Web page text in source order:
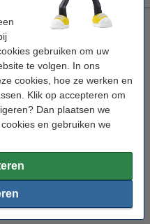
gebruiken om uw
te volgen. In ons
cookies, hoe ze werken en
Klik op accepteren om
Dan plaatsen we
en gebruiken we
A5 gelijnd 60 g/m² 150
papier 60 g/m² A5
en omschrijving